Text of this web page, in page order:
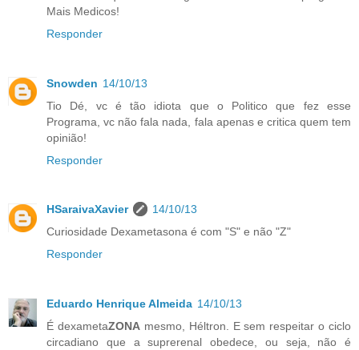
Mais Medicos!
Responder
Snowden 14/10/13
Tio Dé, vc é tão idiota que o Politico que fez esse
Programa, vc não fala nada, fala apenas e critica quem tem
opinião!
Responder
HSaraivaXavier
14/10/13
Curiosidade Dexametasona é com "S" e não "Z"
Responder
Eduardo Henrique Almeida 14/10/13
É dexametaZONAmesmo, Héltron. E sem respeitar o ciclo
circadiano que a suprerenal obedece, ou seja, não é